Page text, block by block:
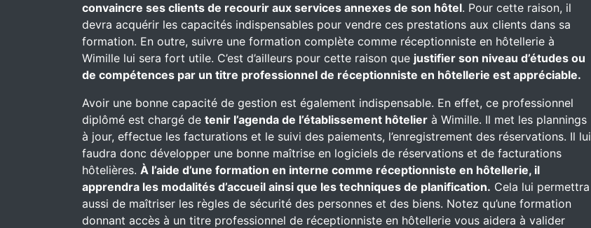
convaincre ses clients de recourir aux services annexes de son hôtel. Pour cette raison, il
devra acquérir les capacités indispensables pour vendre ces prestations aux clients dans sa
formation. En outre, suivre une formation complète comme réceptionniste en hôtellerie à
Wimille lui sera fort utile. C’est d’ailleurs pour cette raison que justifier son niveau d’études ou
de compétences par un titre professionnel de réceptionniste en hôtellerie est appréciable.
Avoir une bonne capacité de gestion est également indispensable. En effet, ce professionnel
diplômé est chargé de tenir l’agenda de l’établissement hôtelier à Wimille. Il met les plannings
à jour, effectue les facturations et le suivi des paiements, l’enregistrement des réservations. Il lui
faudra donc développer une bonne maîtrise en logiciels de réservations et de facturations
hôtelières. À l’aide d’une formation en interne comme réceptionniste en hôtellerie, il
apprendra les modalités d’accueil ainsi que les techniques de planification. Cela lui permettra
aussi de maîtriser les règles de sécurité des personnes et des biens. Notez qu’une formation
donnant accès à un titre professionnel de réceptionniste en hôtellerie vous aidera à valider